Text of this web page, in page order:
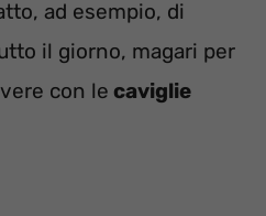
ad esempio, di
il giorno, magari per
con le caviglie